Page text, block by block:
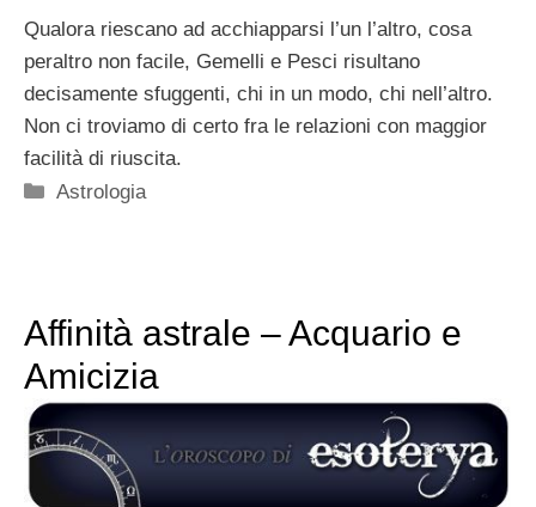
Qualora riescano ad acchiapparsi l’un l’altro, cosa
peraltro non facile, Gemelli e Pesci risultano
decisamente sfuggenti, chi in un modo, chi nell’altro.
Non ci troviamo di certo fra le relazioni con maggior
facilità di riuscita.
Categorie
Astrologia
Affinità astrale – Acquario e
Amicizia